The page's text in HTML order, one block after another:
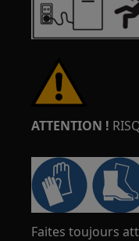
ATTENTION !
Faites toujours